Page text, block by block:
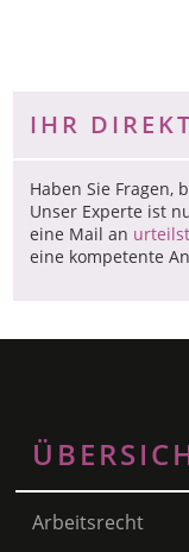
IHR
Haben Sie Fragen,
Unser Experte ist
eine Mail an
eine kompetente
Arbeitsrecht